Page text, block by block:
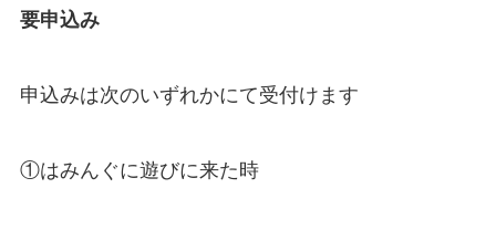
要申込み
申込みは次のいずれかにて受付けます
①はみんぐに遊びに来た時